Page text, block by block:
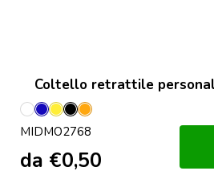
Coltello retrattile
Bianco
BluGiallo
NeroArancio
MIDMO2768
da €0,50